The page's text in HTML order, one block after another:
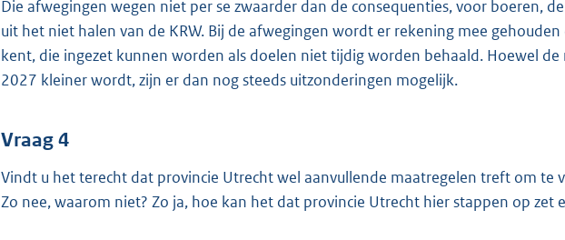
Die afwegingen wegen niet per se zwaarder dan de consequenties, voor boeren,
uit het niet halen van de KRW. Bij de afwegingen wordt er rekening mee
kent, die ingezet kunnen worden als doelen niet tijdig worden behaald. Hoewel
2027 kleiner wordt, zijn er dan nog steeds uitzonderingen mogelijk.
Vraag 4
Vindt u het terecht dat provincie Utrecht wel aanvullende maatregelen treft om te
Zo nee, waarom niet? Zo ja, hoe kan het dat provincie Utrecht hier stappen op zet